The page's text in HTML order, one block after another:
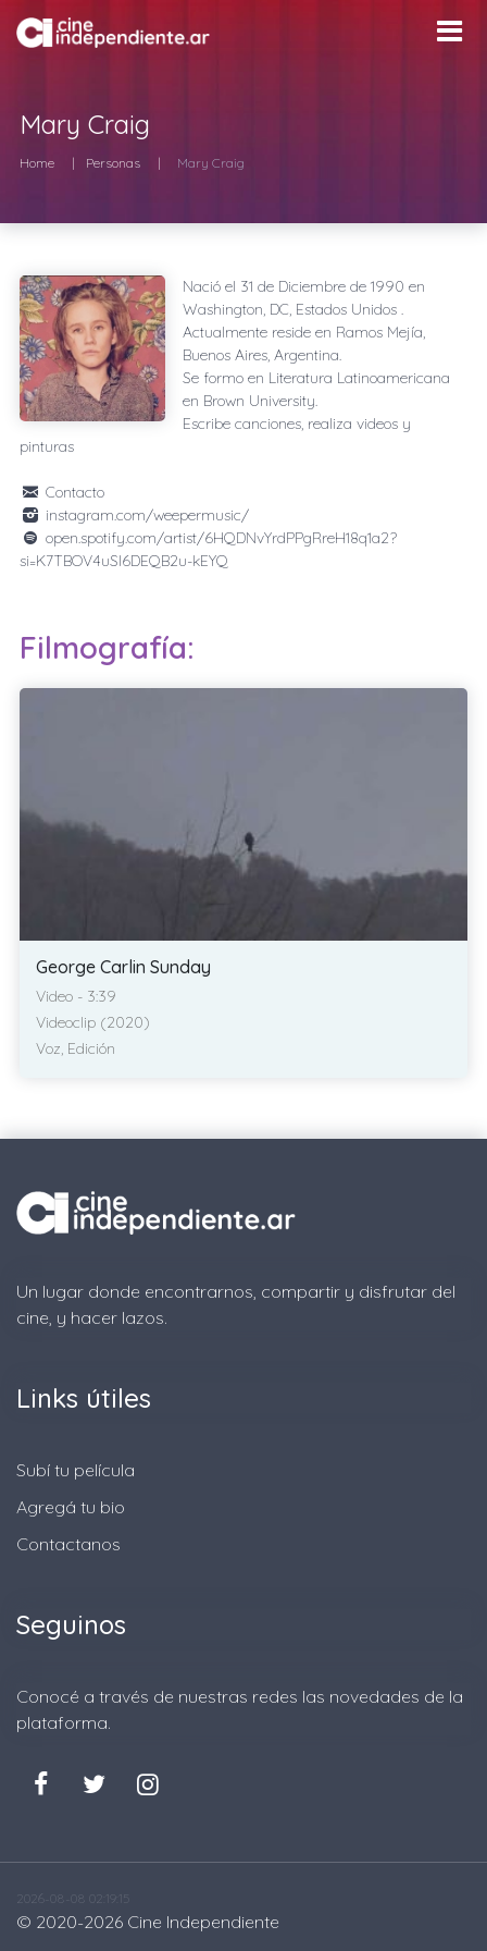
Mary Craig
Home Personas Mary Craig
Nació el 31 de Diciembre de 1990 en
Washington, DC, Estados Unidos .
Actualmente reside en Ramos Mejía,
Buenos Aires, Argentina.
Se formo en Literatura Latinoamericana
en Brown University.
Escribe canciones, realiza videos y
pinturas
Contacto
instagram.com/weepermusic/
open.spotify.com/artist/6HQDNvYrdPPgRreH18q1a2?
si=K7TBOV4uSI6DEQB2u-kEYQ
Filmografía:
George Carlin Sunday
Video - 3:39
Videoclip (2020)
Voz, Edición
Un lugar donde encontrarnos, compartir y disfrutar del
cine, y hacer lazos.
Links útiles
Subí tu película
Agregá tu bio
Contactanos
Seguinos
Conocé a través de nuestras redes las novedades de la
plataforma.
2026-08-08 02:19:15
© 2020-2026 Cine Independiente